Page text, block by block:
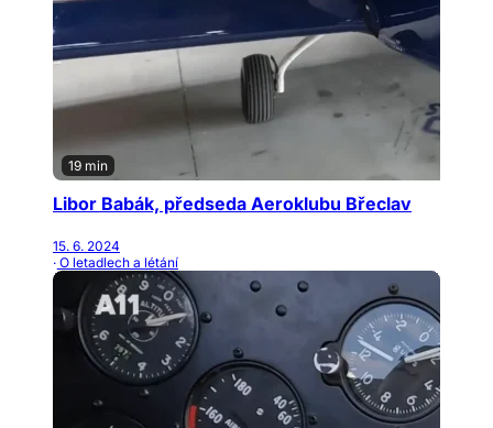
19 min
Libor Babák, předseda Aeroklubu Břeclav
15. 6. 2024
· O letadlech a létání